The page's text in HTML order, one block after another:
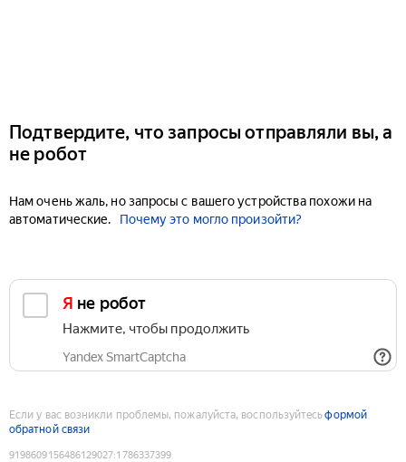
Подтвердите, что запросы отправляли вы, а
не робот
Нам очень жаль, но запросы с вашего устройства похожи на
автоматические.
Почему это могло произойти?
Я не робот
Нажмите, чтобы продолжить
Yandex SmartCaptcha
Если у вас возникли проблемы, пожалуйста, воспользуйтесьформой
обратной связи
9198609156486129027:1786337399